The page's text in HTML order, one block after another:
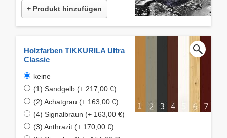
+ Produkt hinzufügen
Holzfarben TIKKURILA Ultra
Classic
keine
(1) Sandgelb (+ 217,00 €)
(2) Achatgrau (+ 163,00 €)
(4) Signalbraun (+ 163,00 €)
(3) Anthrazit (+ 170,00 €)